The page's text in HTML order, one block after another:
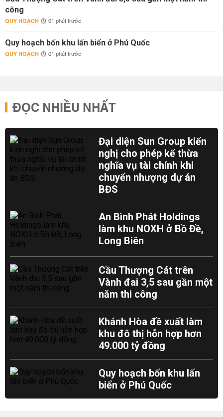
công
QUY HOẠCH 01 phút trước
Quy hoạch bốn khu lấn biển ở Phú Quốc
QUY HOẠCH 01 phút trước
ĐỌC NHIỀU NHẤT
Đại diện Sun Group kiến
nghị cho phép kế thừa
nghĩa vụ tài chính khi
chuyển nhượng dự án
BĐS
An Bình Phát Holdings
làm khu NOXH ở Bồ Đề,
Long Biên
Cầu Thượng Cát trên
Vành đai 3,5 sau gần một
năm thi công
Khánh Hòa đề xuất làm
khu đô thị hỗn hợp hơn
49.000 tỷ đồng
Quy hoạch bốn khu lấn
biển ở Phú Quốc